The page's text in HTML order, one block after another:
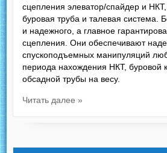
сцепления элеватор/спайдер и
буровая труба и талевая система.
и надежного, а главное
сцепления. Они обеспечивают
спускоподъемных манипуляций
периода нахождения НКТ, буровой
обсадной трубы на весу.
Читать далее »